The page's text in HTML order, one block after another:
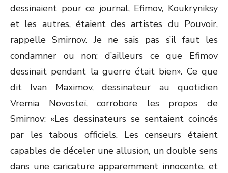
dessinaient pour ce journal, Efimov, Koukryniksy
et les autres, étaient des artistes du Pouvoir,
rappelle Smirnov. Je ne sais pas s’il faut les
condamner ou non; d’ailleurs ce que Efimov
dessinait pendant la guerre était bien». Ce que
dit Ivan Maximov, dessinateur au quotidien
Vremia Novosteï, corrobore les propos de
Smirnov: «Les dessinateurs se sentaient coincés
par les tabous officiels. Les censeurs étaient
capables de déceler une allusion, un double sens
dans une caricature apparemment innocente, et